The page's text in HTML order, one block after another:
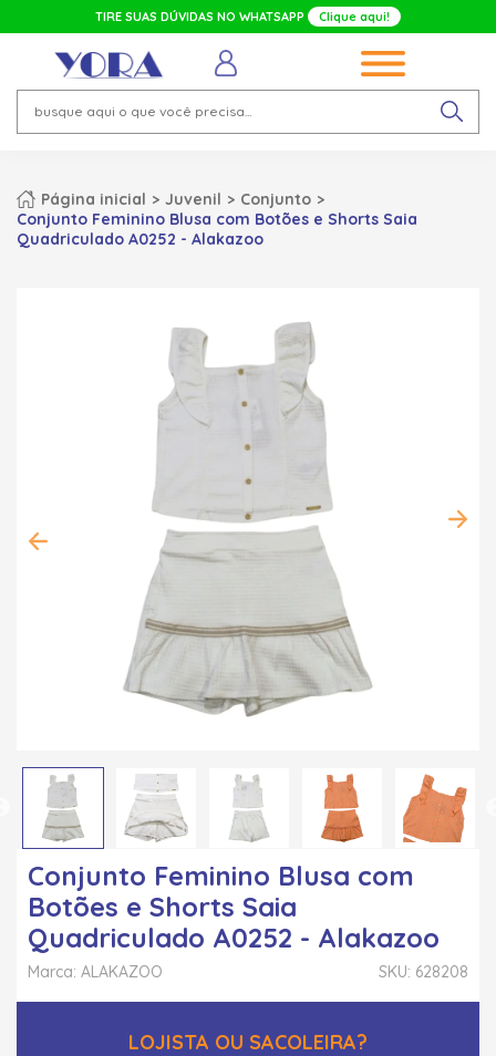
TIRE SUAS DÚVIDAS NO WHATSAPP Clique aqui!
Página inicial Juvenil
Conjunto
Conjunto Feminino Blusa com Botões e Shorts Saia
Quadriculado A0252 - Alakazoo
Conjunto Feminino Blusa com
Botões e Shorts Saia
Quadriculado A0252 - Alakazoo
SKU: 628208
Marca: ALAKAZOO
LOJISTA OU SACOLEIRA?